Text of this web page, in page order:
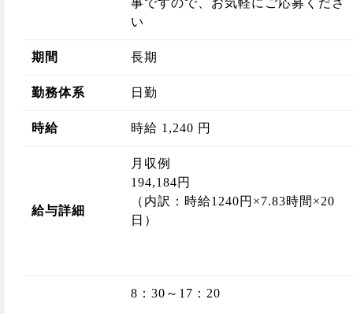
事ですので、お気軽にご応募くださ
い
期間 長期
勤務体系 日勤
時給 時給 1,240 円
給与詳細
月収例
194,184円
（内訳：時給1240円×7.83時間×20
日）
8：30～17：20